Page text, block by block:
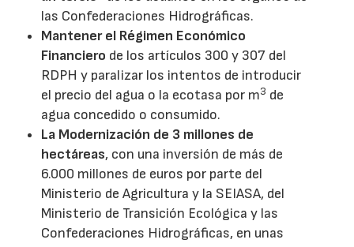
las Confederaciones Hidrográficas.
Mantener el Régimen Económico
Financiero de los artículos 300 y 307 del
RDPH y paralizar los intentos de introducir
el precio del agua o la ecotasa por m3 de
agua concedido o consumido.
La Modernización de 3 millones de
hectáreas, con una inversión de más de
6.000 millones de euros por parte del
Ministerio de Agricultura y la SEIASA, del
Ministerio de Transición Ecológica y las
Confederaciones Hidrográficas, en unas